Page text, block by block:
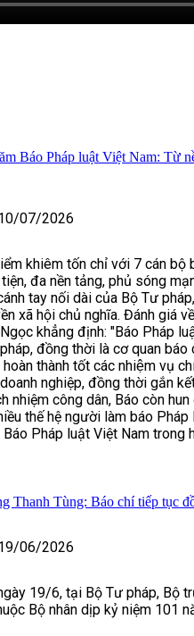
Báo Pháp luật Việt Nam: Từ
07/2026
khiêm tốn chỉ với 7 cán bộ
đa nền tảng, phủ sóng
tay nối dài của Bộ Tư
xã hội chủ nghĩa. Đánh giá
khẳng định: "Báo Pháp
đồng thời là cơ quan
hoàn thành tốt các nhiệm vụ
nghiệp, đồng thời gắn
nhiệm công dân, Báo còn
thế hệ người làm báo
Pháp luật Việt Nam trong
Thanh Tùng: Báo chí tiếp tục
06/2026
19/6, tại Bộ Tư pháp, Bộ
Bộ nhân dịp kỷ niệm 101